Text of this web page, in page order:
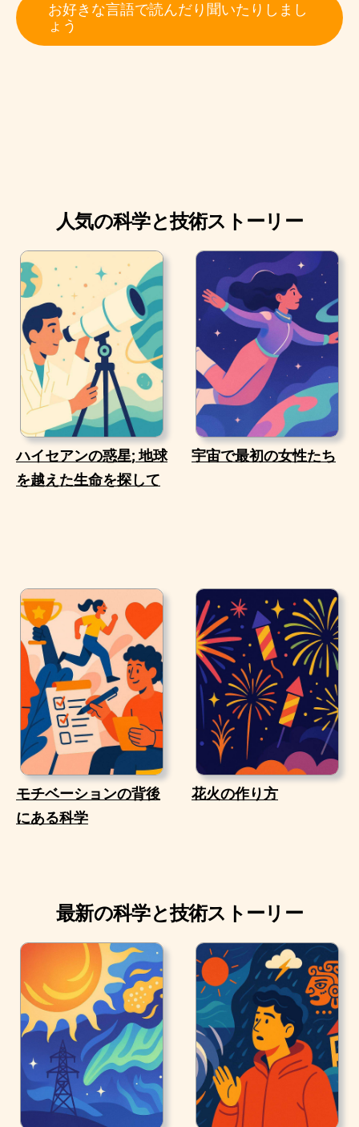
の数は８０％に増加しています。 ２月４日、国連による
世界ガンの日はグアダラハラの市民病院の中で出席した
王子にもなります。
お好きな言語で読んだり聞いたりしまし
ょう
人気の科学と技術ストーリー
ハイセアンの惑星; 地球
を越えた生命を探して
宇宙で最初の女性たち
モチベーションの背後
にある科学
花火の作り方
最新の科学と技術ストーリー